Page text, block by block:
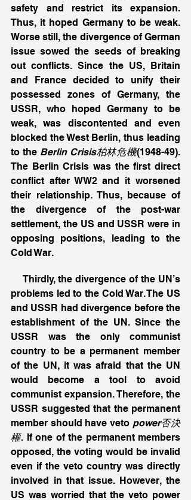
safety and restrict its expansion.
Thus, it hoped Germany to be weak.
Worse still, the divergence of German
issue sowed the seeds of breaking
out conflicts. Since the US, Britain
and France decided to unify their
possessed zones of Germany, the
USSR, who hoped Germany to be
weak, was discontented and even
blocked the West Berlin, thus leading
to the Berlin Crisis柏林危機(1948-49).
The Berlin Crisis was the first direct
conflict after WW2 and it worsened
their relationship. Thus, because of
the divergence of the post-war
settlement, the US and USSR were in
opposing positions, leading to the
Cold War.
problems led to the Cold War. The US
and USSR had divergence before the
establishment of the UN. Since the
USSR was the only communist
country to be a permanent member
of the UN, it was afraid that the UN
would become a tool to avoid
communist expansion. Therefore, the
USSR suggested that the permanent
member should have veto power否決
權. If one of the permanent members
opposed, the voting would be invalid
even if the veto country was directly
involved in that issue. However, the
US was worried that the veto power